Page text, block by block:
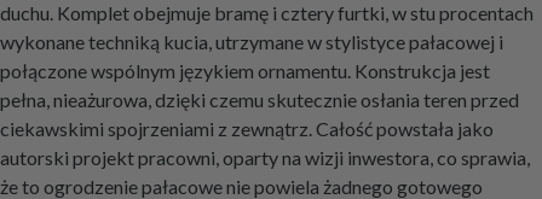
duchu. Komplet obejmuje bramę i cztery furtki, w stu procentach
wykonane techniką kucia, utrzymane w stylistyce pałacowej i
połączone wspólnym językiem ornamentu. Konstrukcja jest
pełna, nieażurowa, dzięki czemu skutecznie osłania teren przed
ciekawskimi spojrzeniami z zewnątrz. Całość powstała jako
autorski projekt pracowni, oparty na wizji inwestora, co sprawia,
że to ogrodzenie pałacowe nie powiela żadnego gotowego